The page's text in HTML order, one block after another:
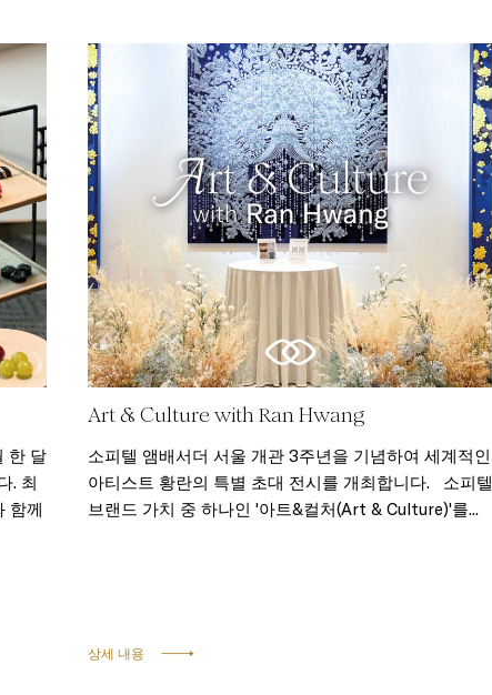
한 달
. 최
함께
Art & Culture with Ran Hwang
소피텔 앰배서더 서울 개관 3주년을 기념하여 세계적인
아티스트 황란의 특별 초대 전시를 개최합니다. 소피텔
브랜드 가치 중 하나인 '아트&컬처(Art & Culture)'를...
상세 내용